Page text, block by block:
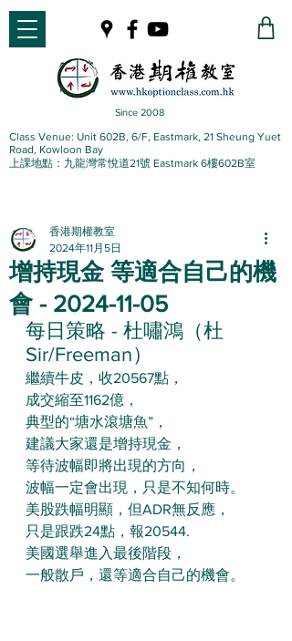
Since 2008
Class Venue: Unit 602B, 6/F, Eastmark, 21 Sheung Yuet
Road, Kowloon Bay
上課地點：九龍灣常悅道21號 Eastmark 6樓602B室
增持現金 等適合自己的機
會 - 2024-11-05
香港期權教室
2024年11月5日
每日策略 - 杜嘯鴻（杜
Sir/Freeman）
繼續牛皮，收20567點，
成交縮至1162億，
典型的“塘水滾塘魚”，
建議大家還是增持現金，
等待波幅即將出現的方向，
波幅一定會出現，只是不知何時。
美股跌幅明顯，但ADR無反應，
只是跟跌24點，報20544.
美國選舉進入最後階段，
一般散戶，還等適合自己的機會。